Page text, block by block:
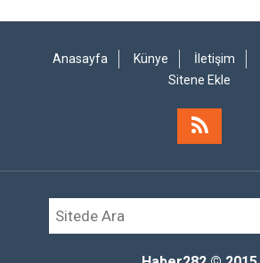
Anasayfa Künye İletişim
Sitene Ekle